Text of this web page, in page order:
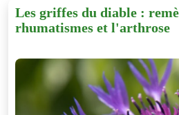
Les griffes du diable :
rhumatismes et l'arthrose